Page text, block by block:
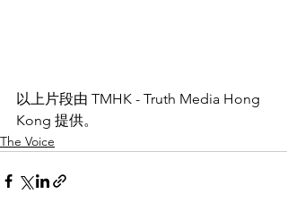
以上片段由 TMHK - Truth Media Hong
Kong 提供。
The Voice